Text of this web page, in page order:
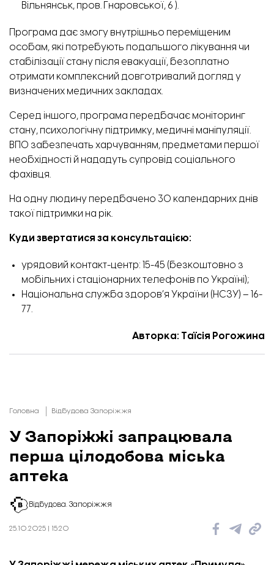
Вільнянськ, пров. Гнаровської, 6 ).
Програма дає змогу внутрішньо переміщеним
особам, які потребують подальшого лікування чи
стабілізації стану після евакуації, безоплатно
отримати комплексний довготривалий догляд у
визначених медичних закладах.
Серед іншого, програма передбачає моніторинг
стану, психологічну підтримку, медичні маніпуляції.
ВПО забезпечать харчуванням, предметами першої
необхідності й нададуть супровід соціального
фахівця.
На одну людину передбачено 30 календарних днів
такої підтримки на рік.
Куди звертатися за консультацією:
урядовий контакт-центр: 15-45 (безкоштовно з
мобільних і стаціонарних телефонів по Україні);
Національна служба здоров’я України (НСЗУ) – 16-
77.
Авторка: Таїсія Рогожина
Головна Відбудова Запоріжжя
У Запоріжжі запрацювала
перша цілодобова міська
аптека
Відбудова. Запоріжжя
25.10.2025 | 15:20